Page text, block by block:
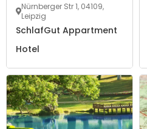
Nürnberger Str 1, 04109,
Leipzig
SchlafGut Appartment
Hotel